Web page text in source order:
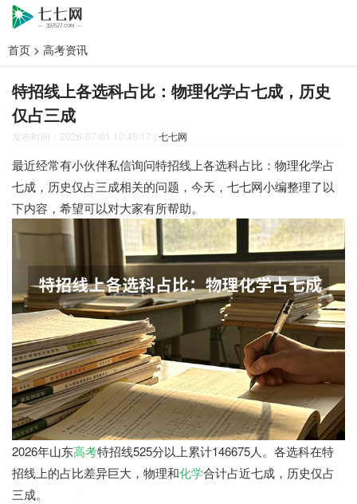
首页 > 高考资讯
特招线上各选科占比：物理化学占七成，历史
仅占三成
发布时间：2026-07-01 10:45:17 | 七七网
最近经常有小伙伴私信询问特招线上各选科占比：物理化学占
七成，历史仅占三成相关的问题，今天，七七网小编整理了以
下内容，希望可以对大家有所帮助。
2026年山东高考特招线525分以上累计146675人。各选科在特
招线上的占比差异巨大，物理和化学合计占近七成，历史仅占
三成。